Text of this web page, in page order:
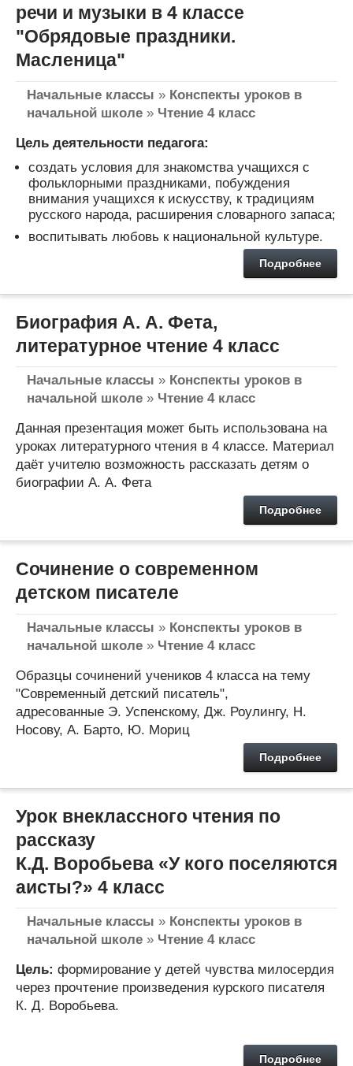
речи и музыки в 4 классе
"Обрядовые праздники.
Масленица"
Начальные классы » Конспекты уроков в
начальной школе » Чтение 4 класс
Цель деятельности педагога:
создать условия для знакомства учащихся с
фольклорными праздниками, побуждения
внимания учащихся к искусству, к традициям
русского народа, расширения словарного запаса;
воспитывать любовь к национальной культуре.
Подробнее
Биография А. А. Фета,
литературное чтение 4 класс
Начальные классы » Конспекты уроков в
начальной школе » Чтение 4 класс
Данная презентация может быть использована на
уроках литературного чтения в 4 классе. Материал
даёт учителю возможность рассказать детям о
биографии А. А. Фета
Подробнее
Сочинение о современном
детском писателе
Начальные классы » Конспекты уроков в
начальной школе » Чтение 4 класс
Образцы сочинений учеников 4 класса на тему
"Современный детский писатель",
адресованные Э. Успенскому, Дж. Роулингу, Н.
Носову, А. Барто, Ю. Мориц
Подробнее
Урок внеклассного чтения по
рассказу
К.Д. Воробьева «У кого поселяются
аисты?» 4 класс
Начальные классы » Конспекты уроков в
начальной школе » Чтение 4 класс
Цель: формирование у детей чувства милосердия
через прочтение произведения курского писателя
К. Д. Воробьева.
Подробнее